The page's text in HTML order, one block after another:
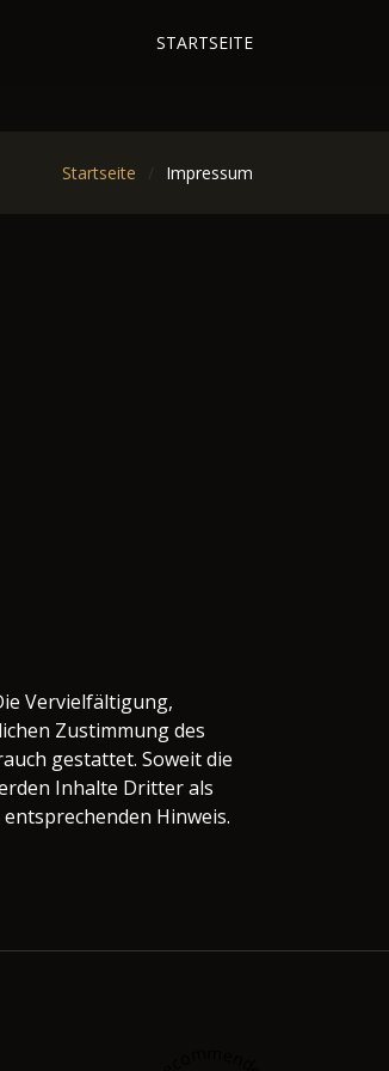
STARTSEITE
Startseite Impressum
Vervielfältigung,
Zustimmung des
gestattet. Soweit die
Inhalte Dritter als
Hinweis.